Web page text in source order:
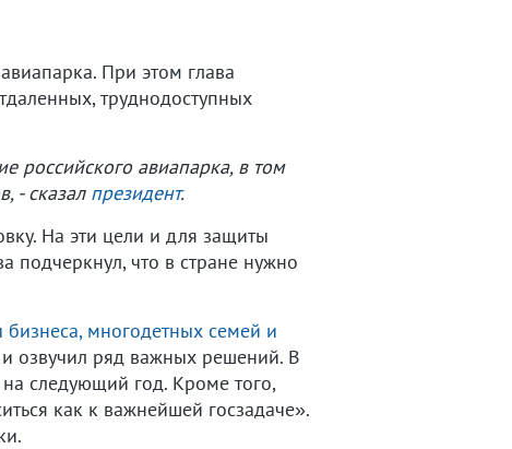
При этом глава
труднодоступных
российского авиапарка, в том
- сказал президент.
На эти цели и для защиты
подчеркнул, что в стране нужно
многодетных семей и
и озвучил ряд важных решений. В
следующий год. Кроме того,
как к важнейшей госзадаче».